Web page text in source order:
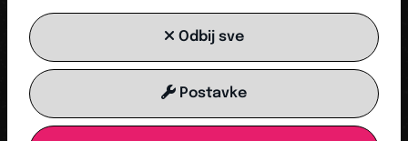
SPREMI KONTAKT
Odbij sve
Postavke